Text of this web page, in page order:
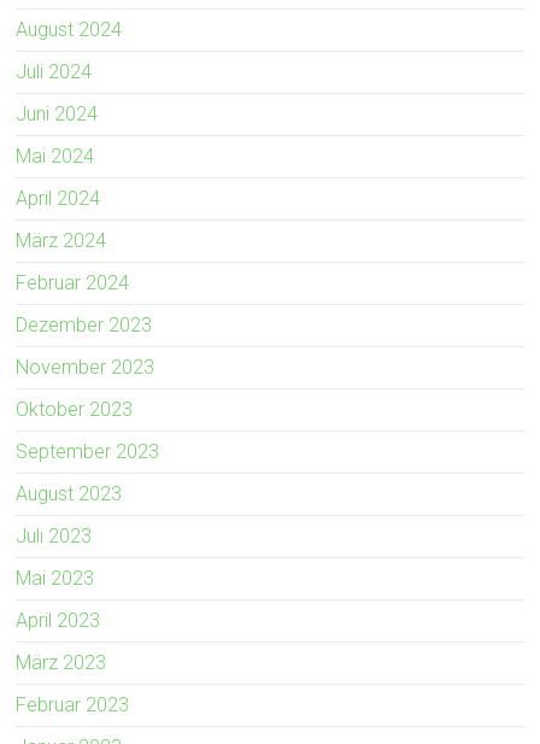
August 2024
Juli 2024
Juni 2024
Mai 2024
April 2024
März 2024
Februar 2024
Dezember 2023
November 2023
Oktober 2023
September 2023
August 2023
Juli 2023
Mai 2023
April 2023
März 2023
Februar 2023